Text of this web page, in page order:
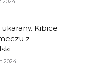
2024
Kibice
z
2024